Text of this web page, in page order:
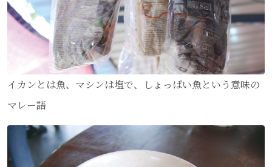
イカンとは魚、マシンは塩で、しょっぱい魚という意味の
マレー語